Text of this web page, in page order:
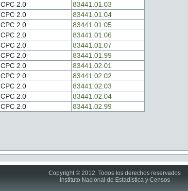
CPC 2.0
83441.01.03
CPC 2.0
83441.01.04
CPC 2.0
83441.01.05
CPC 2.0
83441.01.06
CPC 2.0
83441.01.07
CPC 2.0
83441.01.99
CPC 2.0
83441.02.01
CPC 2.0
83441.02.02
CPC 2.0
83441.02.03
CPC 2.0
83441.02.04
CPC 2.0
83441.02.99
Copyright © 2012. Todos los derechos reservados
Instituto Nacional de Estadística y Censos